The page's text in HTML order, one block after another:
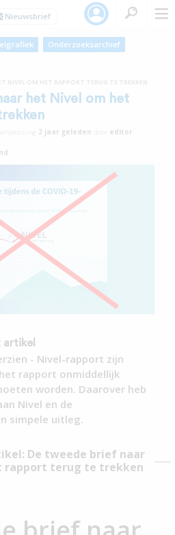
Onderzoeksarchief
het Nivel om het
2 jaar geleden
editor
artikel
- Nivel-rapport zijn
rapport onmiddellijk
worden. Daarover heb
Nivel en de
simpele uitleg.
De tweede brief naar
rapport terug te trekken